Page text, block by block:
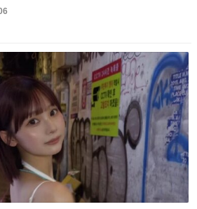
使いたいって人まずキャンドゥに
ーホルダーになるケースあるか